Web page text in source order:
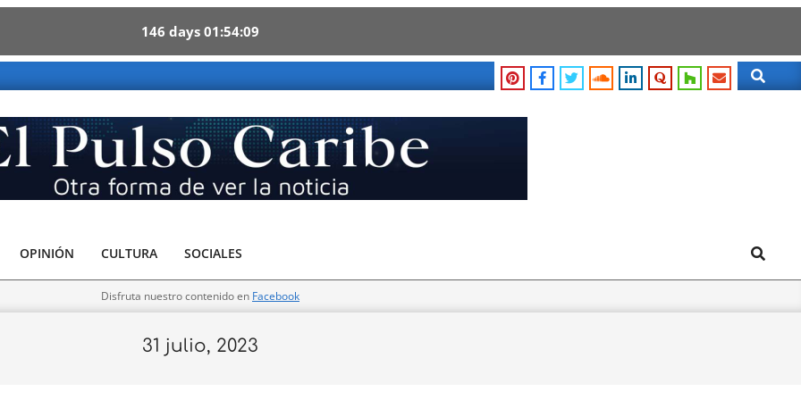
146 days 01 54 08
Search
OPINIÓN CULTURA SOCIALES Search
Disfruta nuestro contenido en Facebook
31 julio, 2023